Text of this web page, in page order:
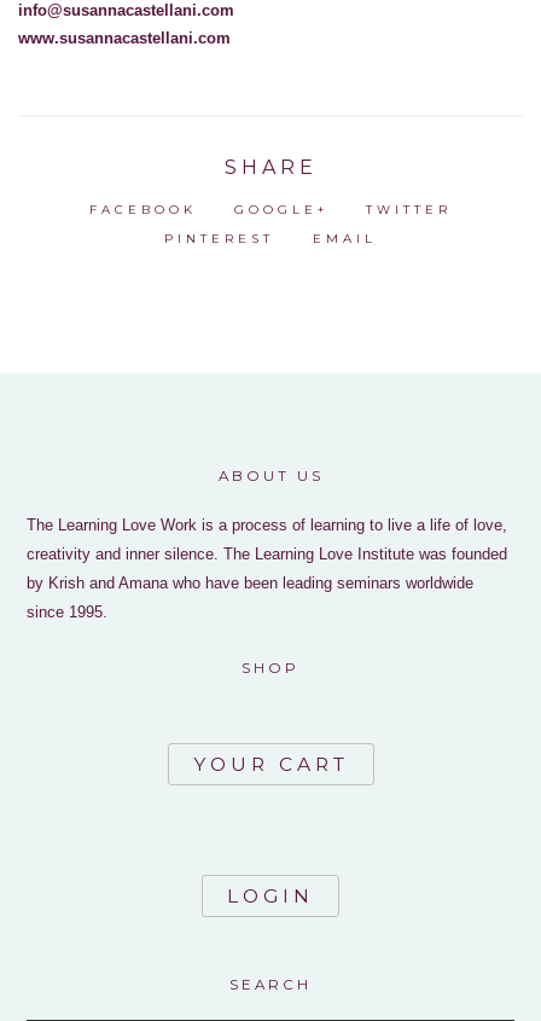
info@susannacastellani.com
www.susannacastellani.com
SHARE
FACEBOOK GOOGLE+
TWITTER
PINTEREST
EMAIL
ABOUT US
The Learning Love Work is a process of learning to live a life of love,
creativity and inner silence. The Learning Love Institute was founded
by Krish and Amana who have been leading seminars worldwide
since 1995.
SHOP
YOUR CART
LOGIN
SEARCH